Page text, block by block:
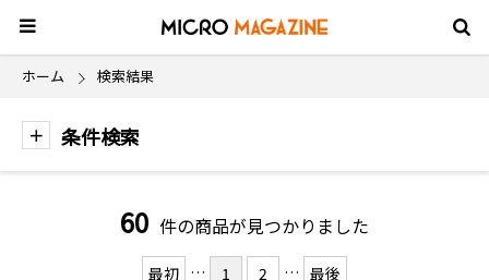
ホーム 検索結果
条件検索
60 件の商品が見つかりました
最初 … 1 2 … 最後